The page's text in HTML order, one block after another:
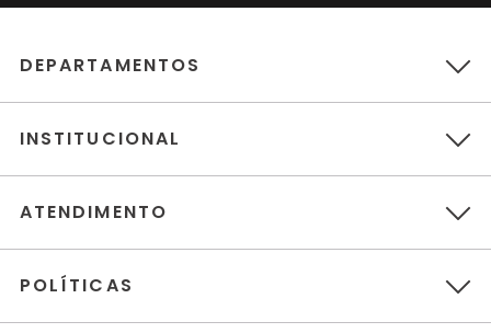
DEPARTAMENTOS
INSTITUCIONAL
ATENDIMENTO
POLÍTICAS